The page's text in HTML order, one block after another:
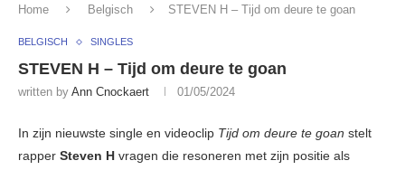
Home Belgisch STEVEN H – Tijd om deure te goan
BELGISCH SINGLES
STEVEN H – Tijd om deure te goan
written by Ann Cnockaert 01/05/2024
In zijn nieuwste single en videoclip Tijd om deure te goan stelt
rapper Steven H vragen die resoneren met zijn positie als